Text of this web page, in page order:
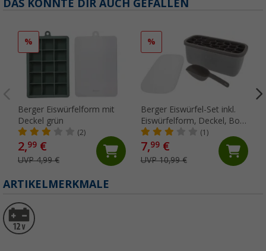
DAS KÖNNTE DIR AUCH GEFALLEN
%
Berger Eiswürfelform mit
Deckel grün
(2)
2,99 €
UVP 4,99 €
%
Berger Eiswürfel-Set inkl.
Eiswürfelform, Deckel, Box
und Eisschaufel grau
(1)
7,99€
UVP 10,99 €
ARTIKELMERKMALE